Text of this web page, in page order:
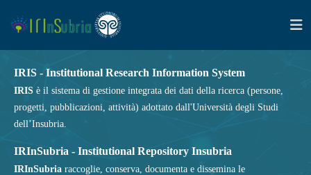
IRIS - Institutional Research Information System
IRIS è il sistema di gestione integrata dei dati della ricerca (persone,
progetti, pubblicazioni, attività) adottato dall'Università degli Studi
dell’Insubria.
IRInSubria - Institutional Repository Insubria
IRInSubria raccoglie, conserva, documenta e dissemina le